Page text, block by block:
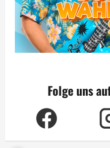
Folge uns